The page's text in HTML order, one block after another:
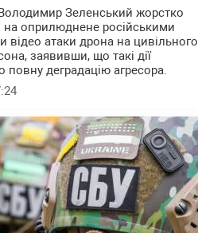
Зеленський жорстко
на оприлюднене російськими
відео атаки дрона на цивільного
заявивши, що такі дії
повну деградацію агресора.